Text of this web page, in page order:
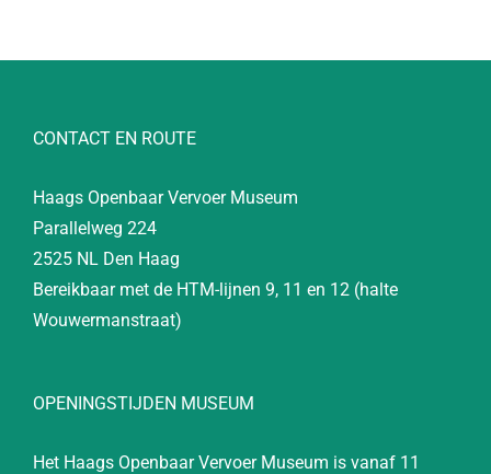
CONTACT EN ROUTE
Haags Openbaar Vervoer Museum
Parallelweg 224
2525 NL Den Haag
Bereikbaar met de HTM-lijnen 9, 11 en 12 (halte
Wouwermanstraat)
OPENINGSTIJDEN MUSEUM
Het Haags Openbaar Vervoer Museum is vanaf 11